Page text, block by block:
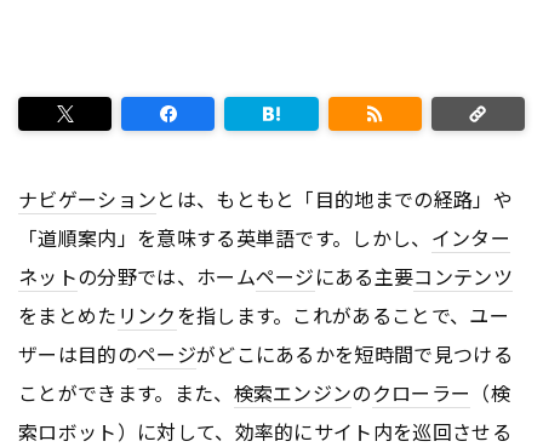
ナビゲーションとは、もともと「目的地までの経路」や
「道順案内」を意味する英単語です。しかし、 インター
ネットの分野では、ホームページにある主要コンテンツ
をまとめた リンクを指します。これがあることで、ユー
ザーは目的のページがどこにあるかを短時間で見つける
ことができます。また、 検索エンジンのクローラー （検
索ロボット）に対して、効率的にサイト内を巡回させる